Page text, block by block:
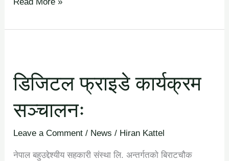
डिजिटल फ्राइडे कार्यक्रम
सञ्चालनः
Leave a Comment / News / Hiran Kattel
नेपाल बहुउद्देश्यीय सहकारी संस्था लि. अन्तर्गतको बिराटचौक
कार्यक्रम
सञ्चालनः